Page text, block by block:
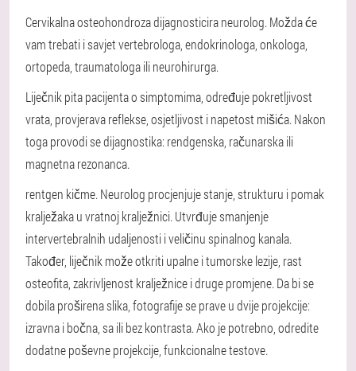
Cervikalna osteohondroza dijagnosticira neurolog. Možda će
vam trebati i savjet vertebrologa, endokrinologa, onkologa,
ortopeda, traumatologa ili neurohirurga.
Liječnik pita pacijenta o simptomima, određuje pokretljivost
vrata, provjerava reflekse, osjetljivost i napetost mišića. Nakon
toga provodi se dijagnostika: rendgenska, računarska ili
magnetna rezonanca.
rentgen kičme. Neurolog procjenjuje stanje, strukturu i pomak
kralježaka u vratnoj kralježnici. Utvrđuje smanjenje
intervertebralnih udaljenosti i veličinu spinalnog kanala.
Također, liječnik može otkriti upalne i tumorske lezije, rast
osteofita, zakrivljenost kralježnice i druge promjene. Da bi se
dobila proširena slika, fotografije se prave u dvije projekcije:
izravna i bočna, sa ili bez kontrasta. Ako je potrebno, odredite
dodatne poševne projekcije, funkcionalne testove.